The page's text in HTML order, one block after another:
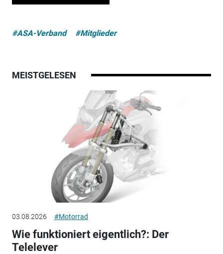
#ASA-Verband #Mitglieder
MEISTGELESEN
03.08.2026 #Motorrad
Wie funktioniert eigentlich?: Der
Telelever